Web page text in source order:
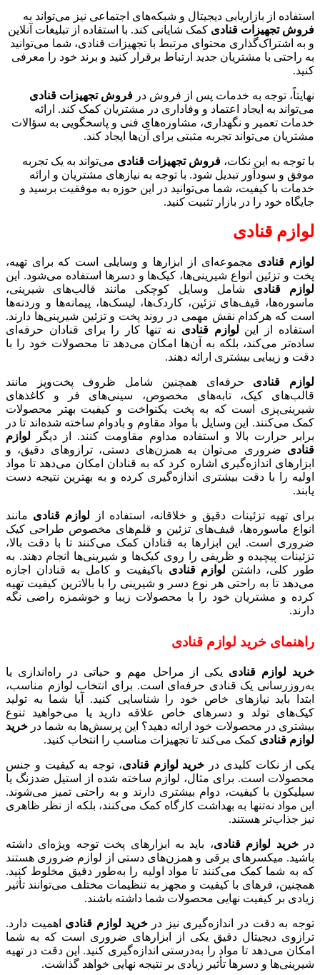
استفاده از بازاریابی دیجیتال و شبکه‌های اجتماعی نیز می‌تواند به
فروش تجهیزات قنادی کمک شایانی کند. با استفاده از تبلیغات آنلاین
و به اشتراک‌گذاری محتوای مرتبط با تجهیزات قنادی، شما می‌توانید
به راحتی با مشتریان جدید ارتباط برقرار کنید و برند خود را معرفی
کنید.
نهایتاً، توجه به خدمات پس از فروش در فروش تجهیزات قنادی
می‌تواند به ایجاد اعتماد و وفاداری در مشتریان کمک کند. ارائه
خدمات تعمیر و نگهداری، مشاوره‌های فنی و پاسخگویی به سؤالات
مشتریان می‌تواند تجربه مثبتی برای آن‌ها ایجاد کند.
با توجه به این نکات، فروش تجهیزات قنادی می‌تواند به یک تجربه
موفق و سودآور تبدیل شود. با توجه به نیازهای مشتریان و ارائه
خدمات با کیفیت، شما می‌توانید در این حوزه به موفقیت برسید و
جایگاه خود را در بازار تثبیت کنید.
لوازم قنادی
لوازم قنادی مجموعه‌ای از ابزارها و وسایلی است که برای تهیه،
پخت و تزئین انواع شیرینی‌ها، کیک‌ها و دسرها استفاده می‌شود. این
لوازم قنادی شامل وسایل کوچکی مانند قالب‌های شیرینی،
ماسوره‌ها، قیف‌های تزئین، کاردک‌ها، لیسک‌ها، پیمانه‌ها و وردنه‌ها
است که هرکدام نقش مهمی در روند پخت و تزئین شیرینی‌ها دارند.
استفاده از این لوازم قنادی نه تنها کار را برای قنادان حرفه‌ای
ساده‌تر می‌کند، بلکه به آن‌ها امکان می‌دهد تا محصولات خود را با
دقت و زیبایی بیشتری ارائه دهند.
لوازم قنادی حرفه‌ای همچنین شامل ظروف پخت‌وپز مانند
قالب‌های کیک، تابه‌های مخصوص، سینی‌های فر و کاغذهای
شیرینی‌پزی است که به پخت یکنواخت و کیفیت بهتر محصولات
کمک می‌کنند. این وسایل با مواد مقاوم و بادوام ساخته شده‌اند تا در
برابر حرارت بالا و استفاده مداوم مقاومت کنند. از دیگر لوازم
قنادی ضروری می‌توان به همزن‌های دستی، ترازوهای دقیق، و
ابزارهای اندازه‌گیری اشاره کرد که به قنادان امکان می‌دهد تا مواد
اولیه را با دقت بیشتری اندازه‌گیری کرده و به بهترین نتیجه دست
یابند.
برای تهیه تزئینات دقیق و خلاقانه، استفاده از لوازم قنادی مانند
انواع ماسوره‌ها، قیف‌های تزئین و قلم‌های مخصوص طراحی کیک
ضروری است. این ابزارها به قنادان کمک می‌کنند تا با دقت بالا،
تزئینات پیچیده و ظریفی را روی کیک‌ها و شیرینی‌ها انجام دهند. به
طور کلی، داشتن لوازم قنادی باکیفیت و کامل به قنادان اجازه
می‌دهد تا به راحتی هر نوع دسر و شیرینی را با بالاترین کیفیت تهیه
کرده و مشتریان خود را با محصولات زیبا و خوشمزه راضی نگه
دارند.
راهنمای خرید لوازم قنادی
خرید لوازم قنادی یکی از مراحل مهم و حیاتی در راه‌اندازی یا
به‌روزرسانی یک قنادی حرفه‌ای است. برای انتخاب لوازم مناسب،
ابتدا باید نیازهای خاص خود را شناسایی کنید. آیا شما به تولید
کیک‌های تولد و دسرهای خاص علاقه دارید یا می‌خواهید تنوع
بیشتری در محصولات خود ارائه دهید؟ این پرسش‌ها به شما در خرید
لوازم قنادی کمک می‌کند تا تجهیزات مناسب را انتخاب کنید.
یکی از نکات کلیدی در خرید لوازم قنادی، توجه به کیفیت و جنس
محصولات است. برای مثال، لوازم ساخته شده از استیل ضدزنگ یا
سیلیکون با کیفیت، دوام بیشتری دارند و به راحتی تمیز می‌شوند.
این مواد نه‌تنها به بهداشت کارگاه کمک می‌کنند، بلکه از نظر ظاهری
نیز جذاب‌تر هستند.
درخرید لوازم قنادی، باید به ابزارهای پخت توجه ویژه‌ای داشته
باشید. میکسرهای برقی و همزن‌های دستی از لوازم ضروری هستند
که به شما کمک می‌کنند تا مواد اولیه را به‌طور دقیق مخلوط کنید.
همچنین، فرهای با کیفیت و مجهز به تنظیمات مختلف می‌توانند تأثیر
زیادی بر کیفیت نهایی محصولات شما داشته باشند.
توجه به دقت در اندازه‌گیری نیز درخرید لوازم قنادی اهمیت دارد.
ترازوی دیجیتال دقیق یکی از ابزارهای ضروری است که به شما
امکان می‌دهد تا مواد را به‌درستی اندازه‌گیری کنید. این دقت در تهیه
شیرینی‌ها و دسرها تأثیر زیادی بر نتیجه نهایی خواهد گذاشت.